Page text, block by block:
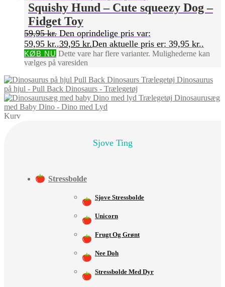
Squishy Hund – Cute squeezy Dog –
Fidget Toy
59,95kr. Den oprindelige pris var:
59,95 kr..39,95 kr.Den aktuelle pris er: 39,95 kr..
KØB NU Dette vare har flere varianter. Mulighederne kan
vælges på varesiden
Dinosaurus
på hjul - Pull Back Dinosaurs - Trælegetøj
Dinosaurusæg
med Baby Dino - Dino med Lyd
Kurv
Sjove Ting
Stressbolde
Sjove Stressbolde
Unicorn
Frugt Og Grønt
Nee Doh
Stressbolde Med Dyr